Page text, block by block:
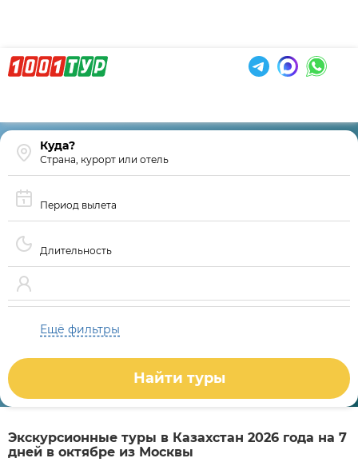
Страна, курорт или отель
Период вылета
Длительность
Ещё фильтры
Найти туры
Экскурсионные туры в Казахстан 2026 года на 7
дней в октябре из Москвы